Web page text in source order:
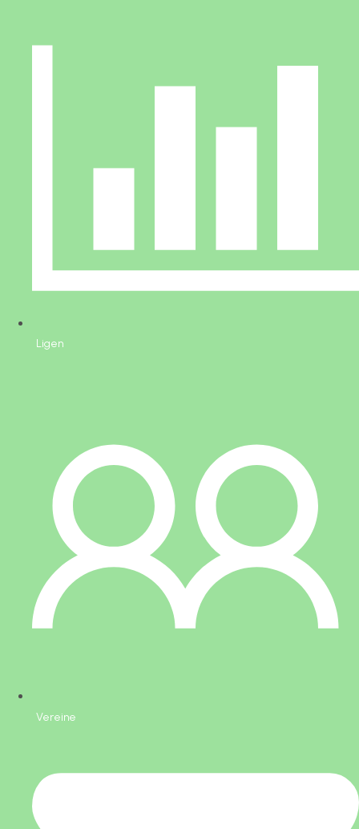
Ligen
Vereine